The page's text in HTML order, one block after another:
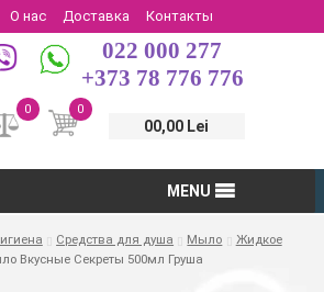
О нас Доставка
Контакты
Возврат
022 000 277
+373 78 776 776
0
00,00 Lei
0
MENU
Средства для душа Мыло
Жидкое
Вкусные Секреты 500мл Груша